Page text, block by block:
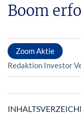
Boom
Zoom Aktie
Redaktion Investor